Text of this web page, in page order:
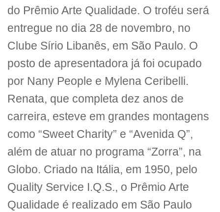
do Prêmio Arte Qualidade. O troféu será
entregue no dia 28 de novembro, no
Clube Sírio Libanês, em São Paulo. O
posto de apresentadora já foi ocupado
por Nany People e Mylena Ceribelli.
Renata, que completa dez anos de
carreira, esteve em grandes montagens
como “Sweet Charity” e “Avenida Q”,
além de atuar no programa “Zorra”, na
Globo. Criado na Itália, em 1950, pelo
Quality Service I.Q.S., o Prêmio Arte
Qualidade é realizado em São Paulo